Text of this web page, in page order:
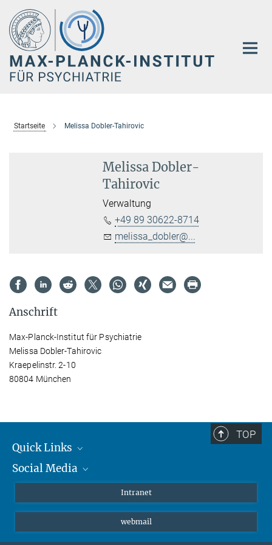
Hauptinhalt
Startseite Melissa Dobler-Tahirovic
Melissa Dobler-
Tahirovic
Verwaltung
+49 89 30622-8714
melissa_dobler@...
Anschrift
Max-Planck-Institut für Psychiatrie
Melissa Dobler-Tahirovic
Kraepelinstr. 2-10
80804 München
TOP
Quick Links
Student*innen/Wissenschaftler*innen
Social Media
Bluesky
Intranet
webmail